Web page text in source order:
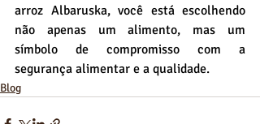
arroz Albaruska, você está escolhendo
não apenas um alimento, mas um
símbolo de compromisso com a
segurança alimentar e a qualidade.
Blog